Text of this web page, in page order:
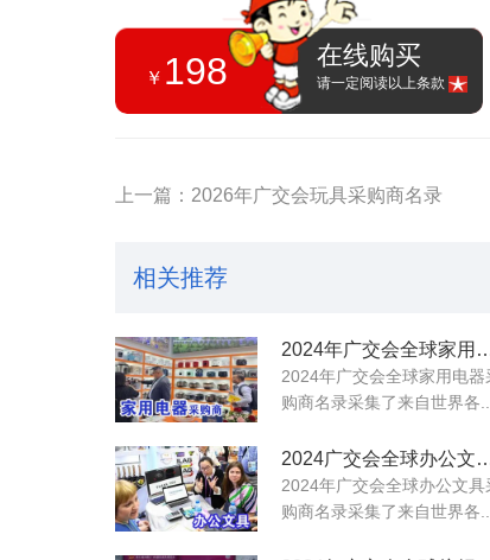
￥ 198 在线购买
请一定阅读以上条款
上一篇：2026年广交会玩具采购商名录
相关推荐
2024年广交会全球家用
2024年广交会全球家用电器
购商名录采集了来自世界各...
2024广交会全球办公
2024年广交会全球办公文具
购商名录采集了来自世界各...